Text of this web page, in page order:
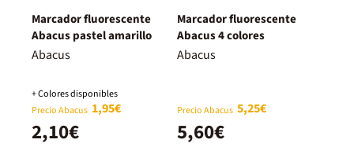
Marcador fluorescente
Abacus pastel amarillo
Abacus
+ Colores disponibles
Precio Abacus 1,95€
2,10€
Marcador fluorescente
Abacus 4 colores
Abacus
Precio Abacus 5,25€
5,60€